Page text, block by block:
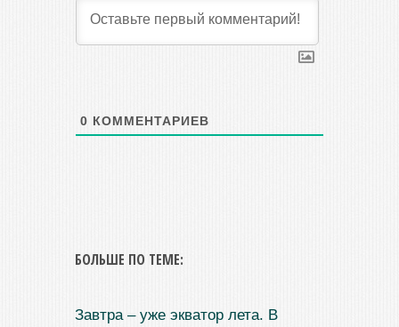
0 КОММЕНТАРИЕВ
БОЛЬШЕ ПО ТЕМЕ:
Завтра – уже экватор лета. В